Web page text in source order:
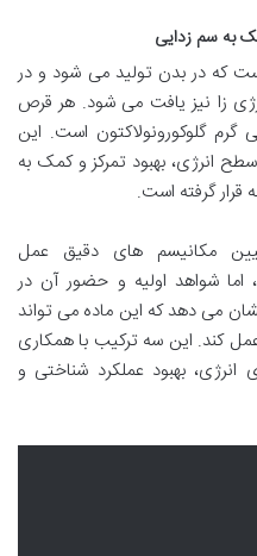
به سم زدایی
که در بدن تولید می شود و در
زا نیز یافت می شود. هر قرص
آپوویتال حاوی ۶ میلی گرم گلوکورونولاکتون است. این
انرژی، بهبود تمرکز و کمک به
قرار گرفته است.
مکانیسم های دقیق عمل
اما شواهد اولیه و حضور آن در
می دهد که این ماده می تواند
کند. این سه ترکیب با همکاری
انرژی، بهبود عملکرد شناختی و